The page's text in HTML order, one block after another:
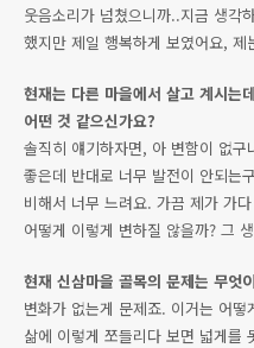
웃음소리가 넘쳤으니까..지금 생각
했지만 제일 행복하게 보였어요, 제
현재는 다른 마을에서 살고 계시는
어떤 것 같으신가요?
솔직히 얘기하자면, 아 변함이 없
좋은데 반대로 너무 발전이 안되는
비해서 너무 느려요. 가끔 제가 가
어떻게 이렇게 변하질 않을까? 그
현재 신삼마을 골목의 문제는 무엇
변화가 없는게 문제죠. 이거는 어
삶에 이렇게 쪼들리다 보면 넓게를